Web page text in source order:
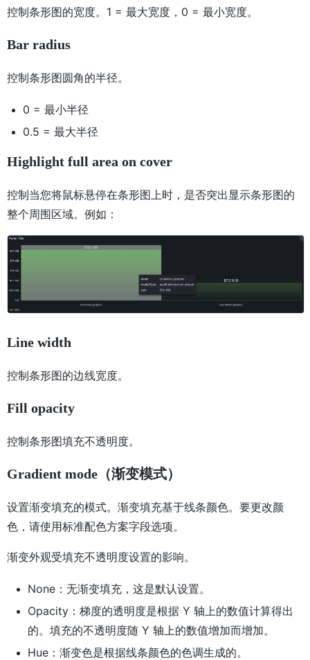
控制条形图的宽度。1 = 最大宽度，0 = 最小宽度。
Bar radius
控制条形图圆角的半径。
0 = 最小半径
0.5 = 最大半径
Highlight full area on cover
控制当您将鼠标悬停在条形图上时，是否突出显示条形图的
整个周围区域。例如：
Line width
控制条形图的边线宽度。
Fill opacity
控制条形图填充不透明度。
Gradient mode（渐变模式）
设置渐变填充的模式。渐变填充基于线条颜色。要更改颜
色，请使用标准配色方案字段选项。
渐变外观受填充不透明度设置的影响。
None：无渐变填充，这是默认设置。
Opacity：梯度的透明度是根据 Y 轴上的数值计算得出
的。填充的不透明度随 Y 轴上的数值增加而增加。
Hue：渐变色是根据线条颜色的色调生成的。